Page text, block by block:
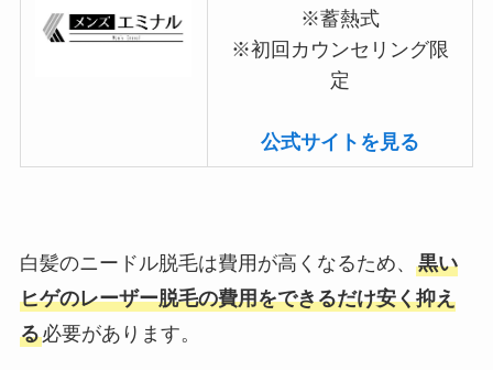
※蓄熱式
※初回カウンセリング限
定
公式サイトを見る
白髪のニードル脱毛は費用が高くなるため、 黒い
ヒゲのレーザー脱毛の費用をできるだけ安く抑え
る必要があります。